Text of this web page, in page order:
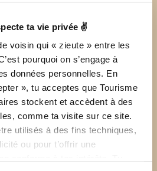
ta vie privée ✌
voisin qui « zieute » entre les
pourquoi on s’engage à
données personnelles. En
», tu acceptes que Tourisme
stockent et accèdent à des
comme ta visite sur ce site.
utilisés à des fins techniques,
ou pour t’offrir une